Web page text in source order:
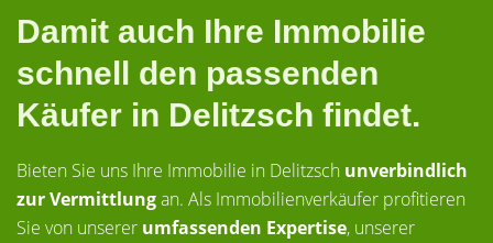
Damit auch Ihre Immobilie
schnell den passenden
Käufer in Delitzsch findet.
Bieten Sie uns Ihre Immobilie in Delitzsch unverbindlich
zur Vermittlungan. Als Immobilienverkäufer profitieren
Sie von unserer umfassenden Expertise, unserer